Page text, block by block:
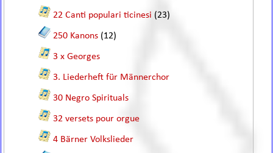
22 Canti populari ticinesi (23)
250 Kanons (12)
3 x Georges
3. Liederheft für Männerchor
30 Negro Spirituals
32 versets pour orgue
4 Bärner Volkslieder